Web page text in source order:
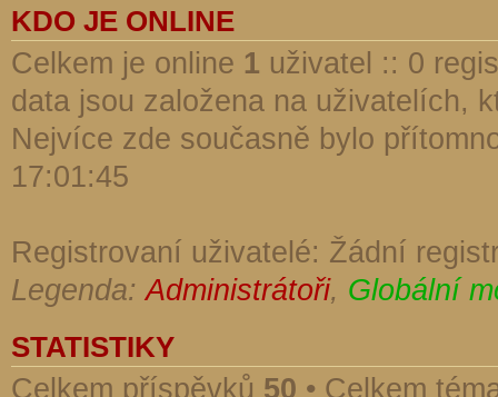
KDO JE ONLINE
Celkem je online 1 uživatel :: 0
data jsou založena na uživatelích,
Nejvíce zde současně bylo
17:01:45
Registrovaní uživatelé: Žádní
Legenda:Administrátoři, Globální
STATISTIKY
Celkem příspěvků 50 • Celkem